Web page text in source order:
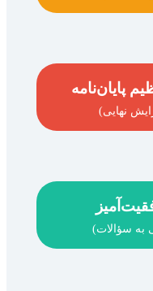
نهایی)
به سؤالات)